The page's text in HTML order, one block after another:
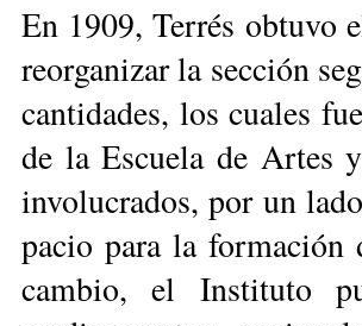
En 1909, Terrés obtuvo
reor­ganizar la sección
canti­dades, los cuales
de la Escuela de Artes
involucrados, por un
pacio para la
cambio, el Ins­tituto